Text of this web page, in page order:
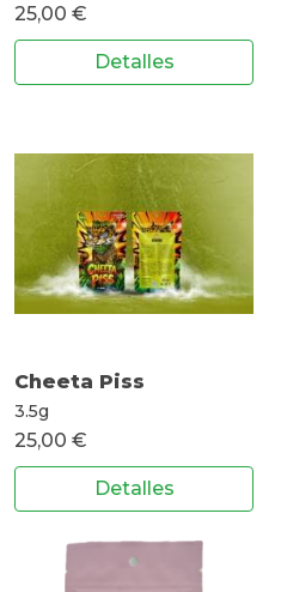
25,00 €
Detalles
Cheeta Piss
3.5g
25,00 €
Detalles